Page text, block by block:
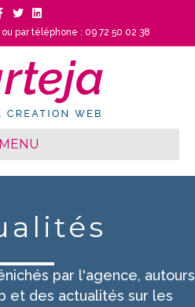
TwitterLinkedin
par téléphone : 09 72 50 02 38
MENU
par l'agence, autours
et des actualités sur les